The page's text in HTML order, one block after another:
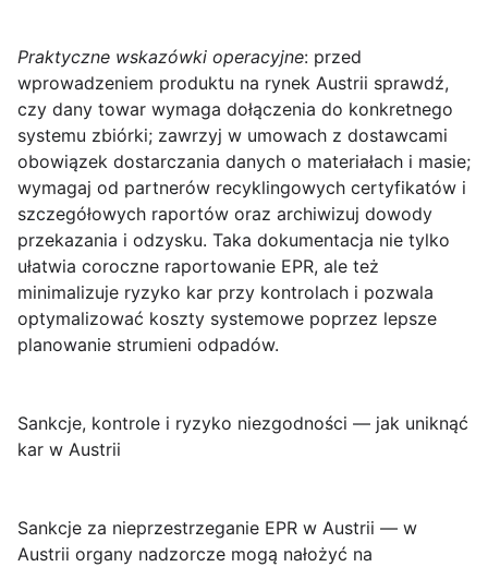
Praktyczne wskazówki operacyjne: przed
wprowadzeniem produktu na rynek Austrii sprawdź,
czy dany towar wymaga dołączenia do konkretnego
systemu zbiórki; zawrzyj w umowach z dostawcami
obowiązek dostarczania danych o materiałach i masie;
wymagaj od partnerów recyklingowych certyfikatów i
szczegółowych raportów oraz archiwizuj dowody
przekazania i odzysku. Taka dokumentacja nie tylko
ułatwia coroczne raportowanie EPR, ale też
minimalizuje ryzyko kar przy kontrolach i pozwala
optymalizować koszty systemowe poprzez lepsze
planowanie strumieni odpadów.
Sankcje, kontrole i ryzyko niezgodności — jak uniknąć
kar w Austrii
Sankcje za nieprzestrzeganie EPR w Austrii — w
Austrii organy nadzorcze mogą nałożyć na